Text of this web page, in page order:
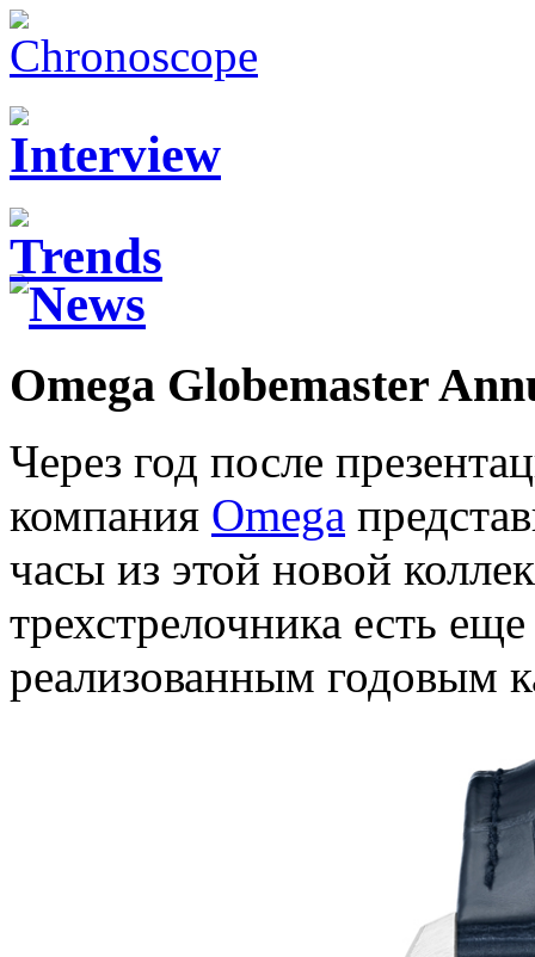
Omega Globemaster
Через год после
компания Omega
часы из этой новой
трехстрелочника есть
реализованным годовым